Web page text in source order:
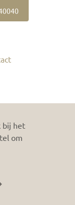
bij het
om